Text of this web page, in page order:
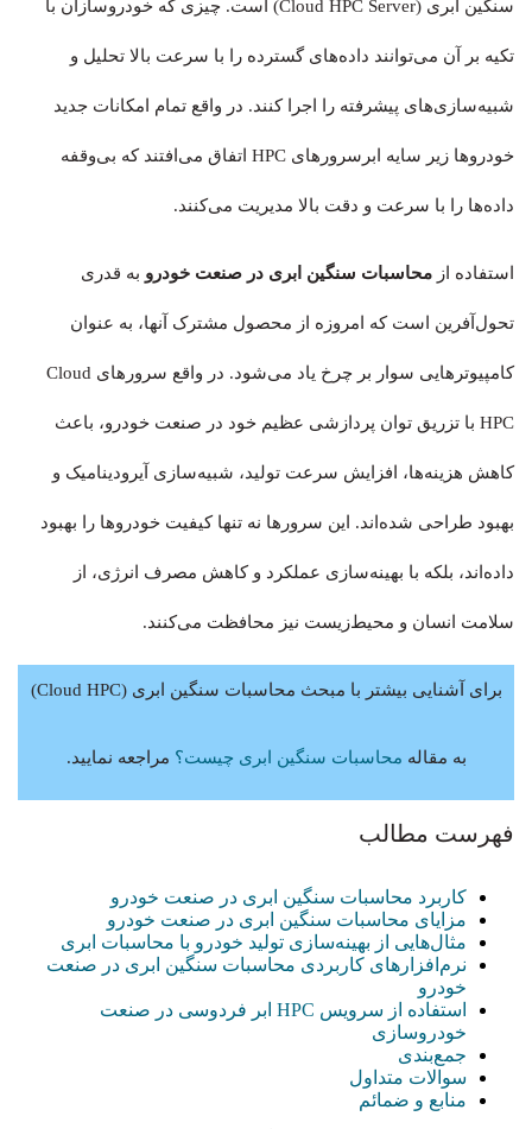
سنگین ابری (Cloud HPC Server) است. چیزی که خودروسازان با
تکیه بر آن می‌توانند داده‌های گسترده را با سرعت بالا تحلیل و
شبیه‌سازی‌های پیشرفته را اجرا کنند. در واقع تمام امکانات جدید
خودروها زیر سایه ابرسرورهای HPC اتفاق می‌افتند که بی‌وقفه
داده‌ها را با سرعت و دقت بالا مدیریت می‌کنند.
استفاده از محاسبات سنگین ابری در صنعت خودرو به قدری
تحول‌آفرین است که امروزه از محصول مشترک آنها، به عنوان
کامپیوترهایی سوار بر چرخ یاد می‌‎شود. در واقع سرورهای Cloud
HPC با تزریق توان پردازشی عظیم خود در صنعت خودرو، باعث
کاهش هزینه‌ها، افزایش سرعت تولید، شبیه‌سازی‌ آیرودینامیک و
بهبود طراحی شده‌اند. این سرورها نه تنها کیفیت خودروها را بهبود
داده‌اند، بلکه با بهینه‌سازی عملکرد و کاهش مصرف انرژی، از
سلامت انسان و محیط‌زیست نیز محافظت می‌کنند.
برای آشنایی بیشتر با مبحث محاسبات سنگین ابری (Cloud HPC)
به مقاله محاسبات سنگین ابری چیست؟ مراجعه نمایید.
فهرست مطالب
کاربرد محاسبات سنگین ابری در صنعت خودرو
مزایای محاسبات سنگین ابری در صنعت خودرو
مثال‌هایی از بهینه‌سازی تولید خودرو با محاسبات ابری
نرم‌افزارهای کاربردی محاسبات سنگین ابری در صنعت
خودرو
استفاده از سرویس HPC ابر فردوسی در صنعت
خودروسازی
جمع‌بندی
سوالات متداول
منابع و ضمائم